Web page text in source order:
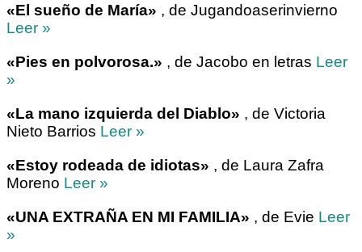
«El sueño de María» , de Jugandoaserinvierno
Leer »
«Pies en polvorosa.» , de Jacobo en letras Leer
»
«La mano izquierda del Diablo» , de Victoria
Nieto Barrios Leer »
«Estoy rodeada de idiotas» , de Laura Zafra
Moreno Leer »
«UNA EXTRAÑA EN MI FAMILIA» , de Evie Leer
»